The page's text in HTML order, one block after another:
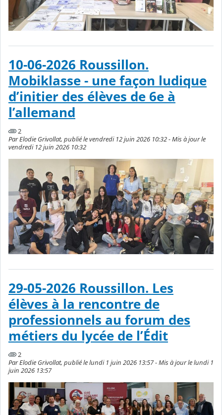
10-06-2026 Roussillon.
Mobiklasse - une façon ludique
d’initier des élèves de 6e à
l’allemand
2
Par Elodie Grivollat, publié le vendredi 12 juin 2026 10:32 - Mis à jour le
vendredi 12 juin 2026 10:32
29-05-2026 Roussillon. Les
élèves à la rencontre de
professionnels au forum des
métiers du lycée de l’Édit
2
Par Elodie Grivollat, publié le lundi 1 juin 2026 13:57 - Mis à jour le lundi 1
juin 2026 13:57